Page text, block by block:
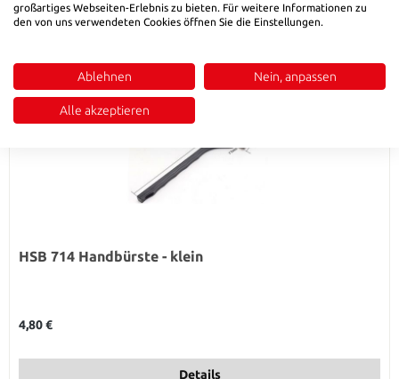
HSB 714 Handbürste - klein
4,80 €
Details
großartiges Webseiten-Erlebnis zu bieten. Für weitere Informationen zu
den von uns verwendeten Cookies öffnen Sie die Einstellungen.
Ablehnen Nein, anpassen
Alle akzeptieren